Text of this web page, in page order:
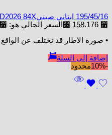
195/45/16 ابتاني صينيD2026 84X
⃁ 176.
⃁ 158 السعر الحالي هو: ⃁ 158.
• صورة الاطار قد تختلف عن الواقع
إضافة إلى السلة
-10%
محدود